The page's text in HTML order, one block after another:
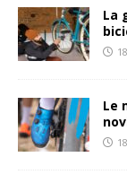
La
Le